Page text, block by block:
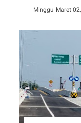
Minggu, Maret